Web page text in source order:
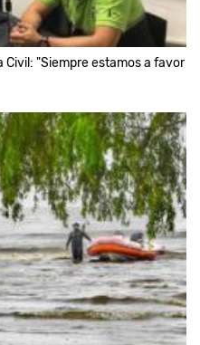
Civil: "Siempre estamos a favor